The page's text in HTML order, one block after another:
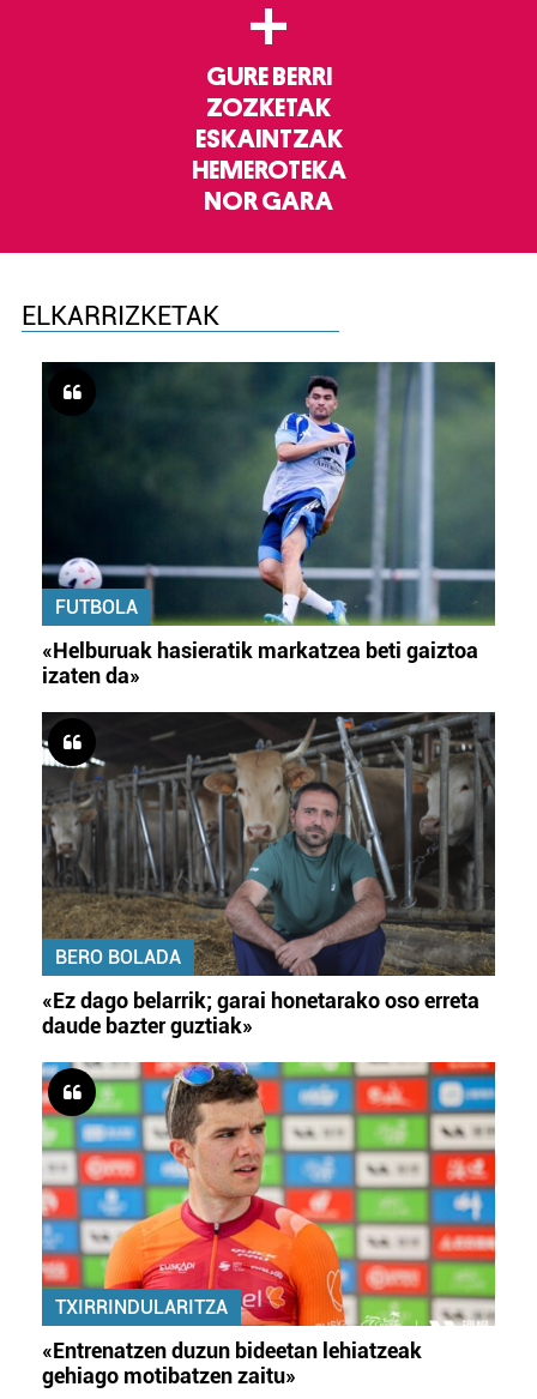
+
GURE BERRI
ZOZKETAK
ESKAINTZAK
HEMEROTEKA
NOR GARA
ELKARRIZKETAK
FUTBOLA
«Helburuak hasieratik markatzea beti gaiztoa
izaten da»
BERO BOLADA
«Ez dago belarrik; garai honetarako oso erreta
daude bazter guztiak»
TXIRRINDULARITZA
«Entrenatzen duzun bideetan lehiatzeak
gehiago motibatzen zaitu»